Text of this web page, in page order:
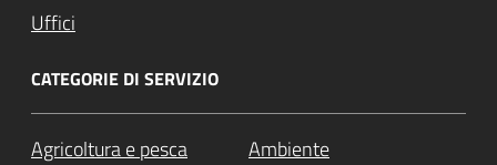
Uffici
CATEGORIE DI SERVIZIO
Agricoltura e pesca Ambiente